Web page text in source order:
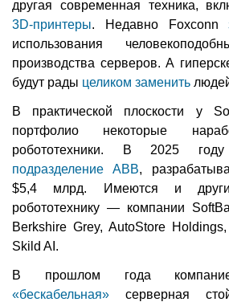
другая современная техника,
3D-принтеры. Недавно Foxconn
использования
производства серверов. А
будут рады целиком заменить
В практической плоскости у
портфолио некоторые
робототехники. В 2025
подразделение ABB,
$5,4 млрд. Имеются и
робототехнику — компании
Berkshire Grey, AutoStore
Skild AI.
В прошлом года
«бескабельная» серверная